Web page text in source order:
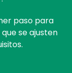
paso para
se ajusten